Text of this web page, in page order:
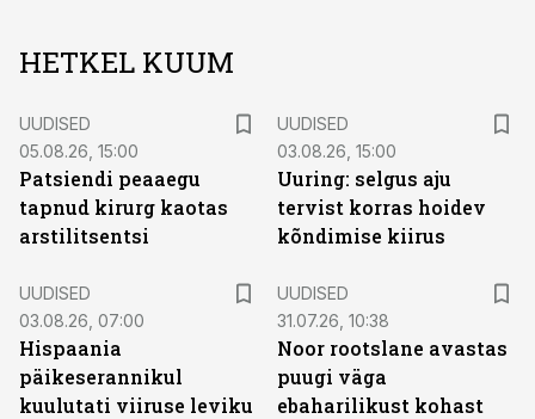
HETKEL KUUM
UUDISED
05.08.26, 15:00
Patsiendi peaaegu
tapnud kirurg kaotas
arstilitsentsi
UUDISED
03.08.26, 15:00
Uuring: selgus aju
tervist korras hoidev
kõndimise kiirus
UUDISED
03.08.26, 07:00
Hispaania
päikeserannikul
kuulutati viiruse leviku
UUDISED
31.07.26, 10:38
Noor rootslane avastas
puugi väga
ebaharilikust kohast